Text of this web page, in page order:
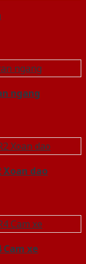
ngang
Xoan dao
Cam xe